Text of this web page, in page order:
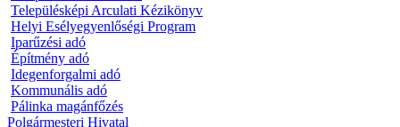
Településképi Arculati Kézikönyv
Helyi Esélyegyenlőségi Program
Iparűzési adó
Építmény adó
Idegenforgalmi adó
Kommunális adó
Pálinka magánfőzés
Polgármesteri Hivatal